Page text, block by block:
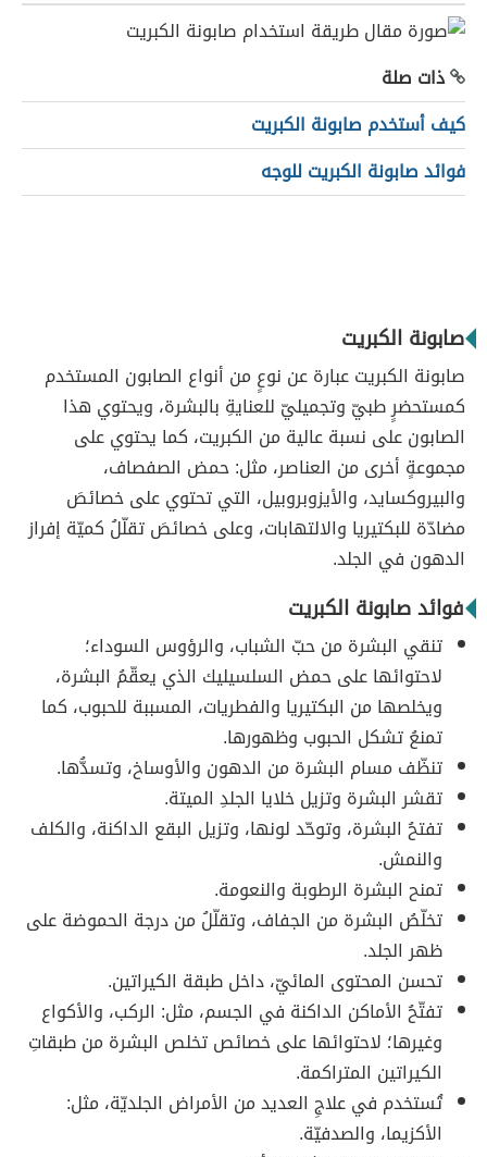
ذات صلة
كيف أستخدم صابونة الكبريت
فوائد صابونة الكبريت للوجه
صابونة الكبريت
صابونة الكبريت عبارة عن نوعٍ من أنواع الصابون المستخدم
كمستحضرٍ طبيّ وتجميليّ للعنايةِ بالبشرة، ويحتوي هذا
الصابون على نسبة عالية من الكبريت، كما يحتوي على
مجموعةٍ أخرى من العناصر، مثل: حمض الصفصاف،
والبيروكسايد، والأيزوبروبيل، التي تحتوي على خصائصَ
مضادّة للبكتيريا والالتهابات، وعلى خصائصَ تقلّلُ كميّة إفراز
الدهون في الجلد.
فوائد صابونة الكبريت
تنقي البشرة من حبّ الشباب، والرؤوس السوداء؛
لاحتوائها على حمض السلسيليك الذي يعقّمُ البشرة،
ويخلصها من البكتيريا والفطريات، المسببة للحبوب، كما
تمنعُ تشكل الحبوب وظهورها.
تنظّف مسام البشرة من الدهون والأوساخ، وتسدُّها.
تقشر البشرة وتزيل خلايا الجلدِ الميتة.
تفتحُ البشرة، وتوحّد لونها، وتزيل البقع الداكنة، والكلف
والنمش.
تمنح البشرة الرطوبة والنعومة.
تخلّصُ البشرة من الجفاف، وتقلّلُ من درجة الحموضة على
ظهر الجلد.
تحسن المحتوى المائيّ، داخل طبقة الكيراتين.
تفتّحُ الأماكن الداكنة في الجسم، مثل: الركب، والأكواع
وغيرها؛ لاحتوائها على خصائص تخلص البشرة من طبقاتِ
الكيراتين المتراكمة.
تُستخدم في علاجِ العديد من الأمراض الجلديّة، مثل:
الأكزيما، والصدفيّة.